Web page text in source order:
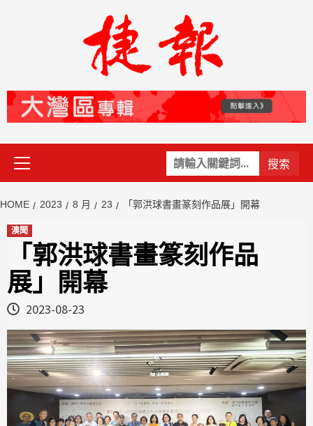
關
鍵
Primary
Menu
HOME 2023 8 月 23 「郭洪球書畫篆刻作品展」開幕
澳聞
「郭洪球書畫篆刻作品
展」開幕
2023-08-23